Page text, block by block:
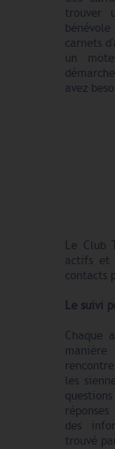
trouver
carnets
un
avez
Le Club
actifs et
contacts
Le suivi
Chaque
les
des
trouvé